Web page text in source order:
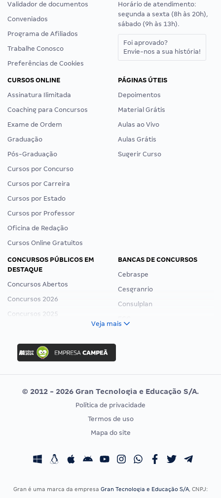
Validador de documentos
Conveniados
Programa de Afiliados
Trabalhe Conosco
Preferências de Cookies
Horário de atendimento:
segunda a sexta (8h às 20h),
sábado (9h às 13h).
Foi aprovado?
Envie-nos a sua história!
CURSOS ONLINE
Assinatura Ilimitada
Coaching para Concursos
Exame de Ordem
Graduação
Pós-Graduação
Cursos por Concurso
Cursos por Carreira
Cursos por Estado
Cursos por Professor
Oficina de Redação
Cursos Online Gratuitos
PÁGINAS ÚTEIS
Depoimentos
Material Grátis
Aulas ao Vivo
Aulas Grátis
Sugerir Curso
CONCURSOS PÚBLICOS EM
DESTAQUE
Concursos Abertos
Concursos 2026
Concursos 2025
Concurso Ibama
Concurso MPU
Editais publicados
BANCAS DE CONCURSOS
Cebraspe
Cesgranrio
Consulplan
Vunesp
CONCURSOS POR PROFISSÃO
Concursos Fiscais
EXAME DE ORDEM
Calendário OAB
Veja mais
© 2012 - 2026 Gran Tecnologia e Educação S/A.
Política de privacidade
Termos de uso
Mapa do site
Gran é uma marca da empresa Gran Tecnologia e Educação S/A, CNPJ: